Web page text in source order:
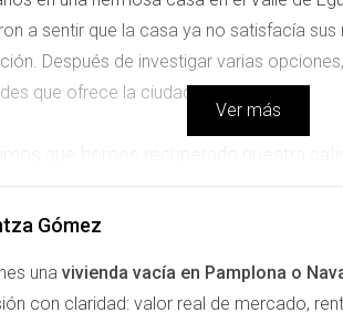
a sentir que la casa ya no satisfacía
Después de investigar varias
que ofrece la ciudad.
a tiendas, restaurantes y centros
rápidamente debido al auge del área.
Aquí tienes un Vídeo de YouTube.
Ver más
Gómez
una vivienda vacía en Pamplona o
con claridad: valor real de mercado,